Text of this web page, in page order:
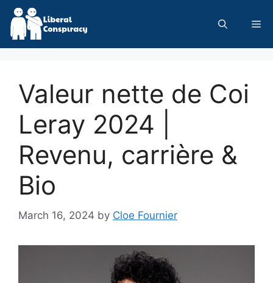
Skip
content
Valeur nette de Coi
Leray 2024 |
Revenu, carrière &
Bio
March 16, 2024 by Cloe Fournier